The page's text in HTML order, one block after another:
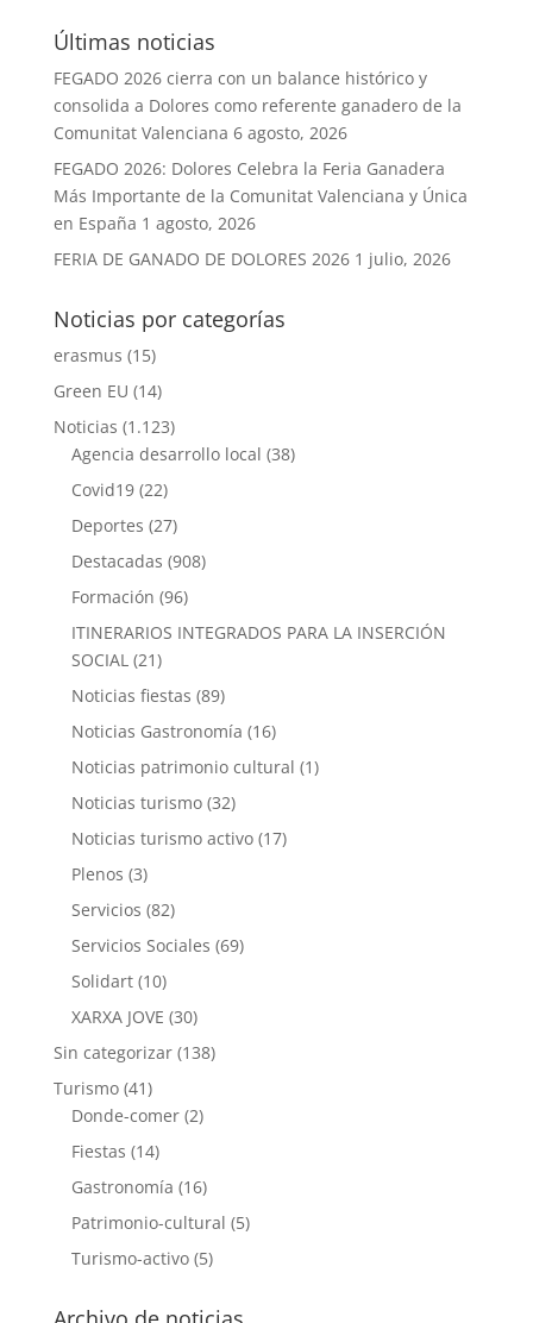
Últimas noticias
FEGADO 2026 cierra con un balance histórico y
consolida a Dolores como referente ganadero de la
Comunitat Valenciana 6 agosto, 2026
FEGADO 2026: Dolores Celebra la Feria Ganadera
Más Importante de la Comunitat Valenciana y Única
en España 1 agosto, 2026
FERIA DE GANADO DE DOLORES 2026 1 julio, 2026
Noticias por categorías
erasmus (15)
Green EU (14)
Noticias (1.123)
Agencia desarrollo local (38)
Covid19(22)
Deportes (27)
Destacadas (908)
Formación (96)
ITINERARIOS INTEGRADOS PARA LA INSERCIÓN
SOCIAL(21)
Noticias fiestas (89)
Noticias Gastronomía (16)
Noticias patrimonio cultural (1)
Noticias turismo(32)
Noticias turismo activo(17)
Plenos (3)
Servicios (82)
Servicios Sociales (69)
Solidart(10)
XARXA JOVE (30)
Sin categorizar(138)
Turismo(41)
Donde-comer(2)
Fiestas (14)
Gastronomía (16)
Patrimonio-cultural (5)
Turismo-activo(5)